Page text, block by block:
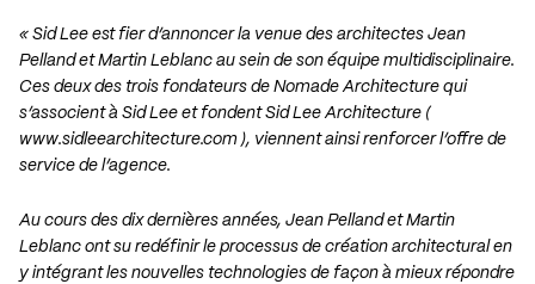
« Sid Lee est fier d’annoncer la venue des architectes Jean
Pelland et Martin Leblanc au sein de son équipe multidisciplinaire.
Ces deux des trois fondateurs de Nomade Architecture qui
s’associent à Sid Lee et fondent Sid Lee Architecture (
www.sidleearchitecture.com ), viennent ainsi renforcer l’offre de
service de l’agence.
Au cours des dix dernières années, Jean Pelland et Martin
Leblanc ont su redéfinir le processus de création architectural en
y intégrant les nouvelles technologies de façon à mieux répondre